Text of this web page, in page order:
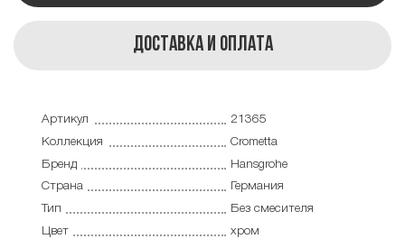
Доставка и оплата
Артикул
21365
Коллекция
Crometta
Бренд
Hansgrohe
Страна
Германия
Тип
Без смесителя
Цвет
хром